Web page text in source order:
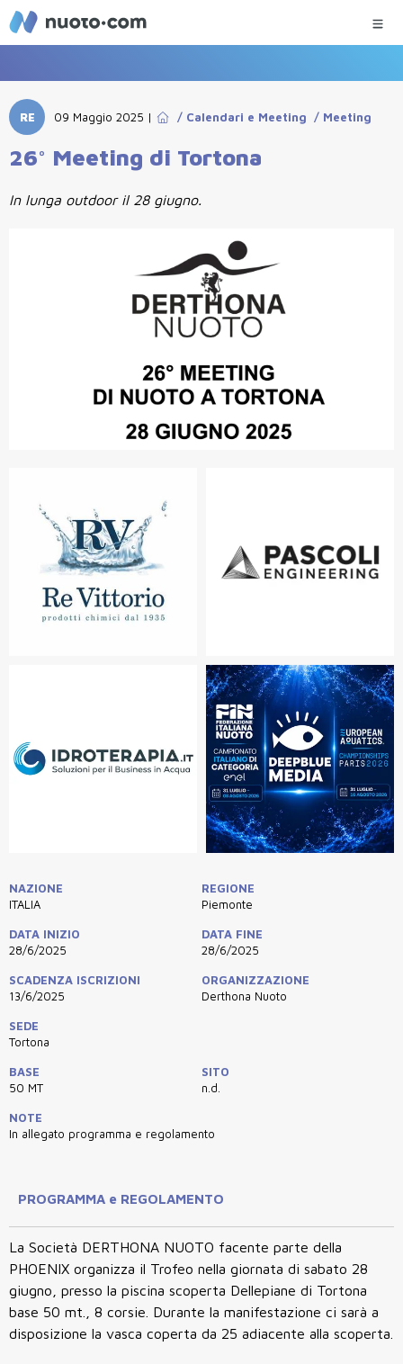
RE 09 Maggio 2025 | / Calendari e Meeting / Meeting
26° Meeting di Tortona
In lunga outdoor il 28 giugno.
NAZIONE
ITALIA
REGIONE
Piemonte
DATA INIZIO
28/6/2025
DATA FINE
28/6/2025
SCADENZA ISCRIZIONI
13/6/2025
ORGANIZZAZIONE
Derthona Nuoto
SEDE
Tortona
BASE
50 MT
SITO
n.d.
NOTE
In allegato programma e regolamento
PROGRAMMA e REGOLAMENTO
La Società DERTHONA NUOTO facente parte della
PHOENIX organizza il Trofeo nella giornata di sabato 28
giugno, presso la piscina scoperta Dellepiane di Tortona
base 50 mt., 8 corsie. Durante la manifestazione ci sarà a
disposizione la vasca coperta da 25 adiacente alla scoperta.